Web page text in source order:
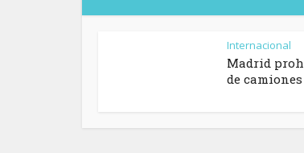
Internacional
Madrid
de camiones